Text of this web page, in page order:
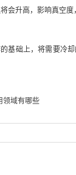
升高，影响真空度
础上，将需要冷
领域有哪些